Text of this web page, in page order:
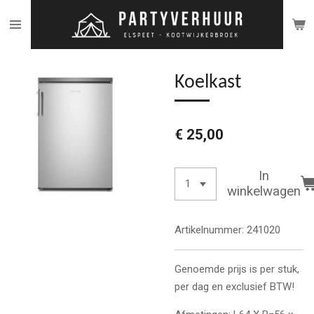
direct
hoofdinhoud
Koelkast
€ 25,00
In
winkelwagen
Artikelnummer: 241020
Genoemde prijs is per stuk,
per dag en exclusief BTW!